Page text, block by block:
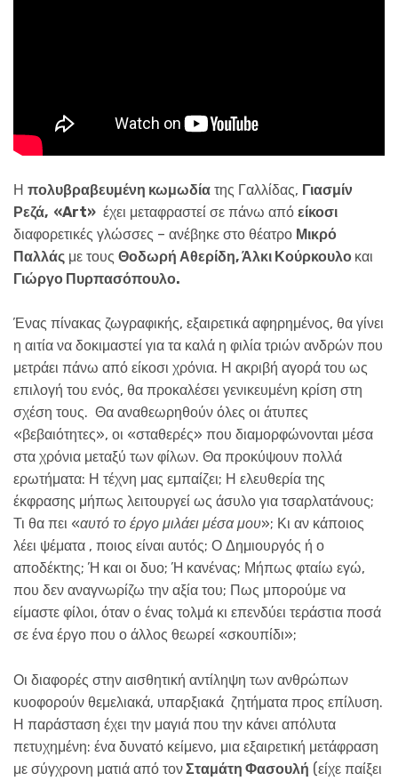
Η πολυβραβευμένη κωμωδία της Γαλλίδας, Γιασμίν
Ρεζά, «Art» έχει μεταφραστεί σε πάνω από είκοσι
διαφορετικές γλώσσες – ανέβηκε στο θέατρο Μικρό
Παλλάς με τους Θοδωρή Αθερίδη, Άλκι Κούρκουλο και
Γιώργο Πυρπασόπουλο.
Ένας πίνακας ζωγραφικής, εξαιρετικά αφηρημένος, θα γίνει
η αιτία να δοκιμαστεί για τα καλά η φιλία τριών ανδρών που
μετράει πάνω από είκοσι χρόνια. Η ακριβή αγορά του ως
επιλογή του ενός, θα προκαλέσει γενικευμένη κρίση στη
σχέση τους. Θα αναθεωρηθούν όλες οι άτυπες
«βεβαιότητες», οι «σταθερές» που διαμορφώνονται μέσα
στα χρόνια μεταξύ των φίλων. Θα προκύψουν πολλά
ερωτήματα: Η τέχνη μας εμπαίζει; Η ελευθερία της
έκφρασης μήπως λειτουργεί ως άσυλο για τσαρλατάνους;
Τι θα πει «αυτό το έργο μιλάει μέσα μου»; Κι αν κάποιος
λέει ψέματα , ποιος είναι αυτός; Ο Δημιουργός ή ο
αποδέκτης; Ή και οι δυο; Ή κανένας; Μήπως φταίω εγώ,
που δεν αναγνωρίζω την αξία του; Πως μπορούμε να
είμαστε φίλοι, όταν ο ένας τολμά κι επενδύει τεράστια ποσά
σε ένα έργο που ο άλλος θεωρεί «σκουπίδι»;
Οι διαφορές στην αισθητική αντίληψη των ανθρώπων
κυοφορούν θεμελιακά, υπαρξιακά ζητήματα προς επίλυση.
Η παράσταση έχει την μαγιά που την κάνει απόλυτα
πετυχημένη: ένα δυνατό κείμενο, μια εξαιρετική μετάφραση
με σύγχρονη ματιά από τονΣταμάτη Φασουλή (είχε παίξει